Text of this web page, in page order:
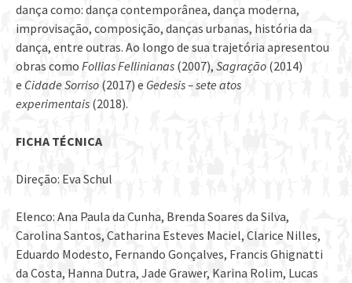
dança como: dança contemporânea, dança moderna,
improvisação, composição, danças urbanas, história da
dança, entre outras. Ao longo de sua trajetória apresentou
obras como Follias Fellinianas (2007), Sagração (2014)
e Cidade Sorriso (2017) e Gedesis – sete atos
experimentais (2018).
FICHA TÉCNICA
Direção: Eva Schul
Elenco: Ana Paula da Cunha, Brenda Soares da Silva,
Carolina Santos, Catharina Esteves Maciel, Clarice Nilles,
Eduardo Modesto, Fernando Gonçalves, Francis Ghignatti
da Costa, Hanna Dutra, Jade Grawer, Karina Rolim, Lucas